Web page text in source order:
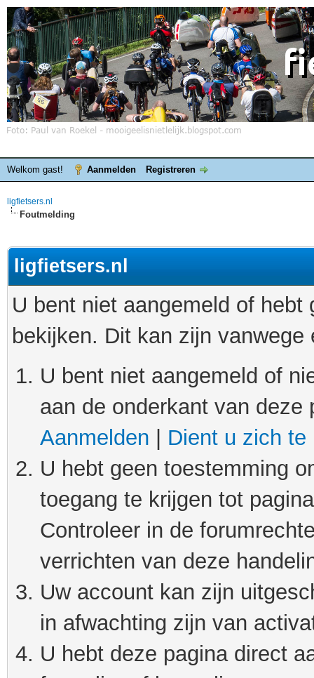
Welkom gast! Aanmelden Registreren
ligfietsers.nl
Foutmelding
ligfietsers.nl
U bent niet aangemeld of
bekijken. Dit kan zijn
U bent niet aangemeld of
aan de onderkant van
Aanmelden
Dient u zich te
U hebt geen toestemming
toegang te krijgen tot
Controleer in de
verrichten van deze
Uw account kan zijn
in afwachting zijn van
U hebt deze pagina direct